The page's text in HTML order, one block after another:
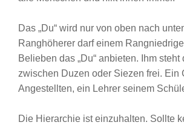
Das „Du“ wird nur von oben nach
Ranghöherer darf einem
Belieben das „Du“ anbieten. Ihm steht
zwischen Duzen oder Siezen frei. Ein
Angestellten, ein Lehrer seinem
Die Hierarchie ist einzuhalten. Sollte